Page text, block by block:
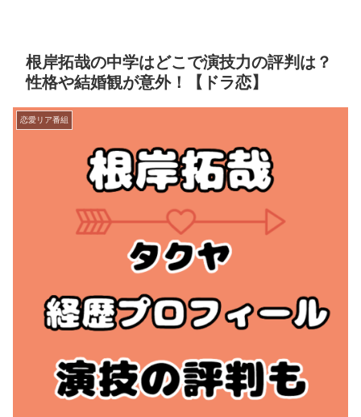
根岸拓哉の中学はどこで演技力の評判は？
性格や結婚観が意外！【ドラ恋】
恋愛リア番組